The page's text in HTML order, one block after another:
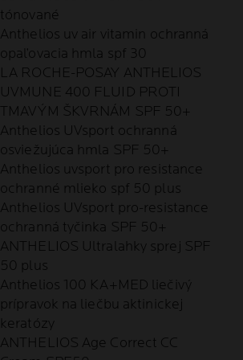
tónované
Anthelios uv air vitamin ochranná
opaľovacia hmla spf 30
LA ROCHE-POSAY ANTHELIOS
UVMUNE 400 FLUID PROTI
TMAVÝM ŠKVRNÁM SPF 50+
Anthelios UVsport ochranná
osviežujúca hmla SPF 50+
Anthelios uvsport pro resistance
ochranné mlieko spf 50 plus
Anthelios UVsport pro-resistance
ochranná tyčinka SPF 50+
ANTHELIOS Ultralahky sprej SPF
50 plus
Anthelios 100 KA+MED liečivý
prípravok na liečbu aktinickej
keratózy
ANTHELIOS Age Correct CC